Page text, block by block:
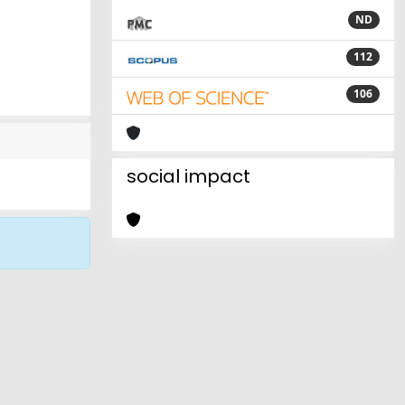
ND
112
106
social impact